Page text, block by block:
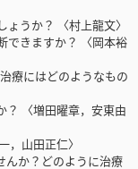
うか？ 〈村上龍文〉
きますか？ 〈岡本裕
にはどのようなもの
〈増田曜章，安東由
山田正仁〉
か？どのように治療